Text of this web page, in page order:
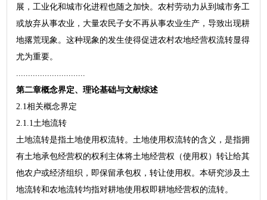
展，工业化和城市化进程也随之加快。农村劳动力从到城市务工
或放弃从事农业，大量农民子女不再从事农业生产，导致出现耕
地撂荒现象。这种现象的发生使得促进农村农地经营权流转显得
尤为重要。
第二章概念界定、理论基础与文献综述
2.1相关概念界定
2.1.1土地流转
土地流转是指土地使用权流转。土地使用权流转的含义，是指拥
有土地承包经营权的权利主体将土地经营权（使用权）转让给其
他农户或经济组织，即保留承包权，转让使用权。本研究涉及土
地流转和农地流转均指对耕地使用权即耕地经营权的流转。